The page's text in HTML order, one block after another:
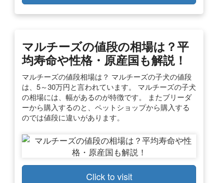
マルチーズの値段の相場は？平
均寿命や性格・原産国も解説！
マルチーズの値段相場は？ マルチーズの子犬の値段
は、5～30万円と言われています。 マルチーズの子犬
の相場には、幅があるのが特徴です。 またブリーダ
ーから購入するのと、ペットショップから購入する
のでは値段に違いがあります。
Click to visit